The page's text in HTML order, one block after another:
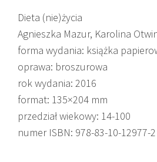
Dieta (nie)życia
Agnieszka Mazur, Karolina
forma wydania: książka
oprawa: broszurowa
rok wydania: 2016
format: 135×204 mm
przedział wiekowy: 14-100
numer ISBN: 978-83-10-12977-2